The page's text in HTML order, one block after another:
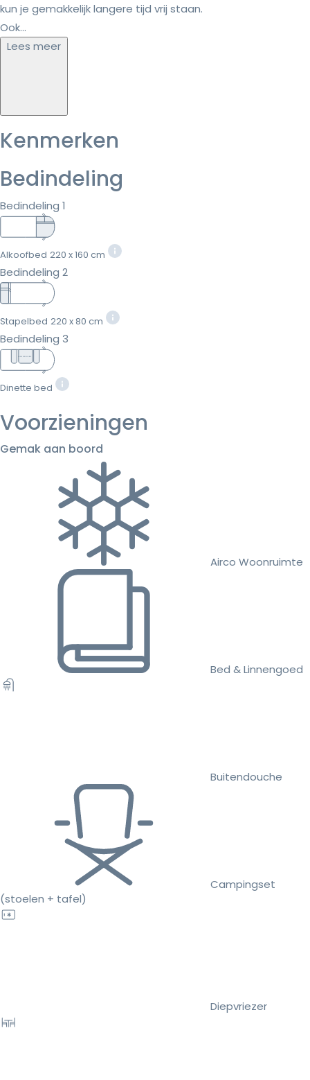
kun je gemakkelijk langere tijd vrij staan.
Ook...
Lees meer
Kenmerken
Bedindeling
Bedindeling 1
Alkoofbed 220 x 160 cm
Bedindeling 2
Stapelbed 220 x 80 cm
Bedindeling 3
Dinette bed
Voorzieningen
Gemak aan boord
Airco Woonruimte
Bed & Linnengoed
Buitendouche
Campingset
(stoelen + tafel)
Diepvriezer